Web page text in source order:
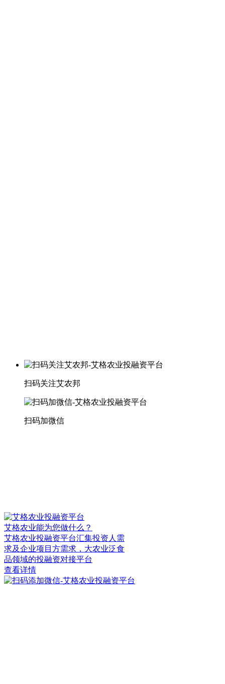
扫码关注艾农邦
扫码加微信
艾格农业能为您做什么？
艾格农业投融资平台汇集投资人需
求及企业项目方需求，大农业泛食
品领域的投融资对接平台
查看详情